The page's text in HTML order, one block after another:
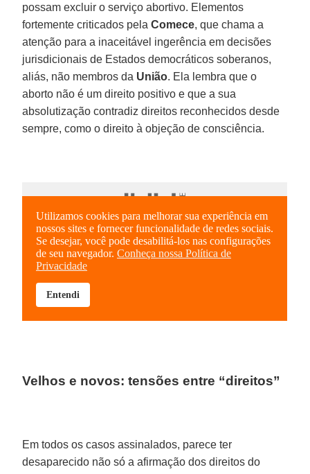
possam excluir o serviço abortivo. Elementos
fortemente criticados pelaComece, que chama a
atenção para a inaceitável ingerência em decisões
jurisdicionais de Estados democráticos soberanos,
aliás, não membros da União. Ela lembra que o
aborto não é um direito positivo e que a sua
absolutização contradiz direitos reconhecidos desde
sempre, como o direito à objeção de consciência.
Velhos e novos: tensões entre “direitos”
Em todos os casos assinalados, parece ter
desaparecido não só a afirmação dos direitos do